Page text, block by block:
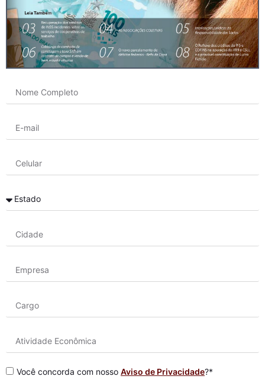
Você concorda com nosso Aviso de Privacidade?*